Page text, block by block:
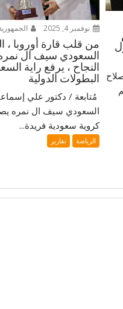
نوفمبر 4, 2025
من قلب قارة أوروبا ،
السعودي سيف ال
النجاح ، يرفع راية
البطولات الدولية
السعودي سيف ال نمره
كروية سعودية فريدة...
الرياضة تقارير